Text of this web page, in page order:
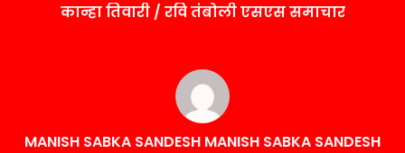
कान्हा तिवारी / रवि तंबोली एसएस समाचार
MANISH SABKA SANDESH MANISH SABKA SANDESH